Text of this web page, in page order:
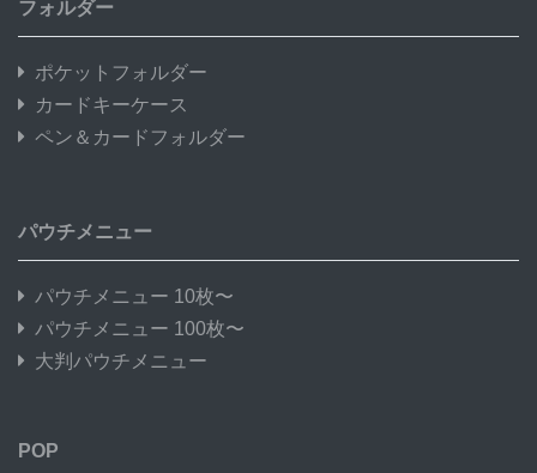
フォルダー
ポケットフォルダー
カードキーケース
ペン＆カードフォルダー
パウチメニュー
パウチメニュー 10枚〜
パウチメニュー 100枚〜
大判パウチメニュー
POP